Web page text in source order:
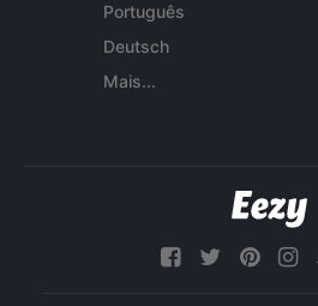
Português
Deutsch
Mais...